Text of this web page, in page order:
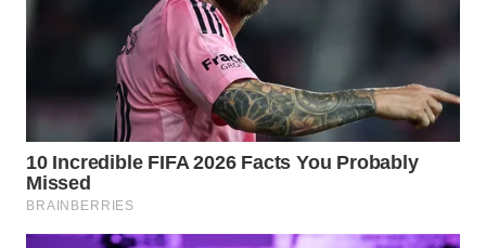
CIANJUR
WN
KEPULAUAN
SERIBU